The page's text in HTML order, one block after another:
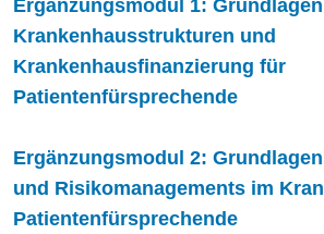
Ergänzungsmodul 1:
Krankenhausstrukturen und
Krankenhausfinanzierung für
Patientenfürsprechende
Ergänzungsmodul 2:
und Risikomanagements im
Patientenfürsprechende